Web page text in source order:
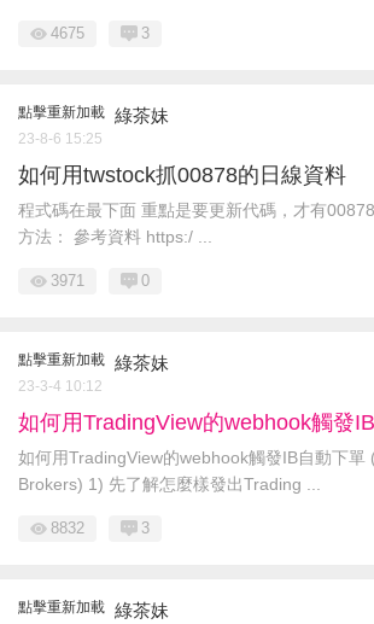
4675 3
點擊重新加載 綠茶妹
23-8-6 15:25
如何用twstock抓00878的日線資料
程式碼在最下面 重點是要更新代碼，才有
方法： 參考資料 https:/ ...
3971 0
點擊重新加載 綠茶妹
23-3-4 10:12
如何用TradingView的webhook觸發
如何用TradingView的webhook觸發IB自動下單
Brokers) 1) 先了解怎麼樣發出Trading ...
8832 3
點擊重新加載 綠茶妹